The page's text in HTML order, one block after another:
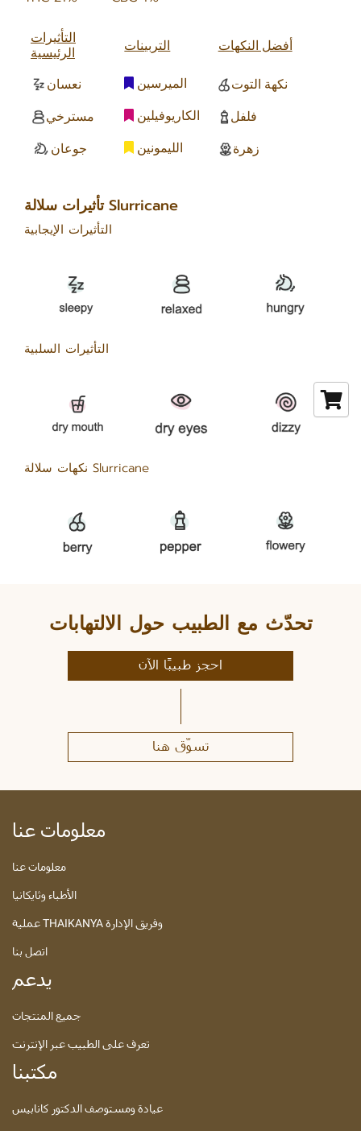
التأثيرات
الرئيسية
التربينات أفضل النكهات
نعسان الميرسين
نكهة التوت
مسترخي
الكاريوفيلين
فلفل
جوعان
الليمونين زهرة
تأثيرات سلالة Slurricane
التأثيرات الإيجابية
التأثيرات السلبية
نكهات سلالة Slurricane
تحدّث مع الطبيب حول الالتهابات
احجز طبيبًا الآن
تسوّق هنا
معلومات عنا
معلومات عنا
الأطباء وثايكانيا
عملية THAIKANYA وفريق الإدارة
اتصل بنا
يدعم
جميع المنتجات
تعرف على الطبيب عبر الإنترنت
مكتبنا
عيادة ومستوصف الدكتور كانابيس